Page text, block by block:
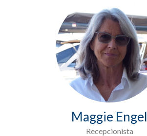
Maggie Engel
Recepcionista